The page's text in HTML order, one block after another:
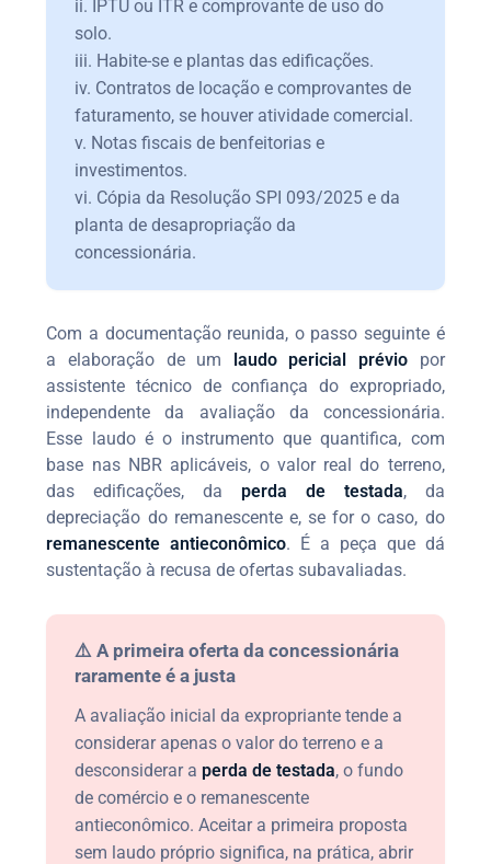
ii. IPTU ou ITR e comprovante de uso do
solo.
iii. Habite-se e plantas das edificações.
iv. Contratos de locação e comprovantes de
faturamento, se houver atividade comercial.
v. Notas fiscais de benfeitorias e
investimentos.
vi. Cópia da Resolução SPI 093/2025 e da
planta de desapropriação da
concessionária.
Com a documentação reunida, o passo seguinte é
a elaboração de um laudo pericial prévio por
assistente técnico de confiança do expropriado,
independente da avaliação da concessionária.
Esse laudo é o instrumento que quantifica, com
base nas NBR aplicáveis, o valor real do terreno,
das edificações, da perda de testada, da
depreciação do remanescente e, se for o caso, do
remanescente antieconômico. É a peça que dá
sustentação à recusa de ofertas subavaliadas.
⚠️ A primeira oferta da concessionária
raramente é a justa
A avaliação inicial da expropriante tende a
considerar apenas o valor do terreno e a
desconsiderar a perda de testada, o fundo
de comércio e o remanescente
antieconômico. Aceitar a primeira proposta
sem laudo próprio significa, na prática, abrir